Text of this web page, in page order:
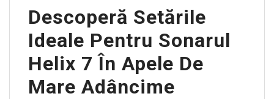
Descoperă Setările
Ideale Pentru Sonarul
Helix 7 În Apele De
Mare Adâncime